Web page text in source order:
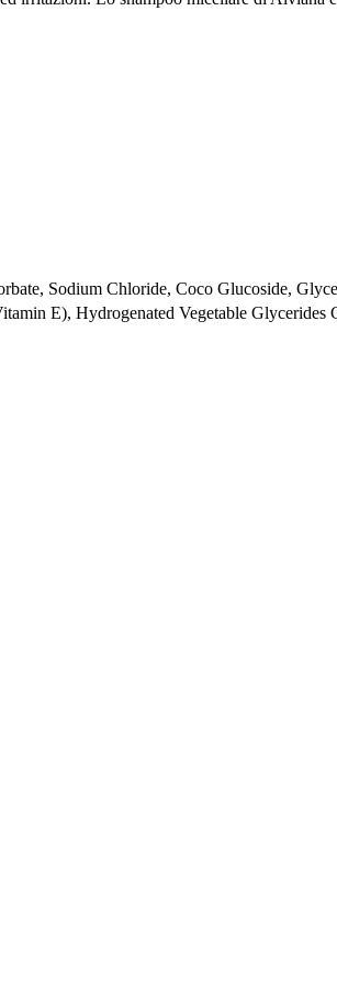
Sodium Chloride, Coco Glucoside,
E), Hydrogenated Vegetable Glycerides